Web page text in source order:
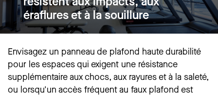
éraflures et à la souillure
Envisagez un panneau de plafond haute durabilité
pour les espaces qui exigent une résistance
supplémentaire aux chocs, aux rayures et à la saleté,
ou lorsqu'un accès fréquent au faux plafond est